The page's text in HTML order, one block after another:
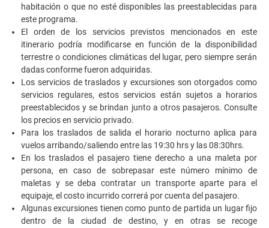
habitación o que no esté disponibles las preestablecidas para
este programa.
El orden de los servicios previstos mencionados en este
itinerario podría modificarse en función de la disponibilidad
terrestre o condiciones climáticas del lugar, pero siempre serán
dadas conforme fueron adquiridas.
Los servicios de traslados y excursiones son otorgados como
servicios regulares, estos servicios están sujetos a horarios
preestablecidos y se brindan junto a otros pasajeros. Consulte
los precios en servicio privado.
Para los traslados de salida el horario nocturno aplica para
vuelos arribando/saliendo entre las 19:30 hrs y las 08:30hrs.
En los traslados el pasajero tiene derecho a una maleta por
persona, en caso de sobrepasar este número mínimo de
maletas y se deba contratar un transporte aparte para el
equipaje, el costo incurrido correrá por cuenta del pasajero.
Algunas excursiones tienen como punto de partida un lugar fijo
dentro de la ciudad de destino, y en otras se recoge